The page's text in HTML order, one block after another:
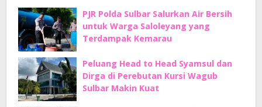
PJR Polda Sulbar Salurkan Air Bersih
untuk Warga Saloleyang yang
Terdampak Kemarau
Peluang Head to Head Syamsul dan
Dirga di Perebutan Kursi Wagub
Sulbar Makin Kuat